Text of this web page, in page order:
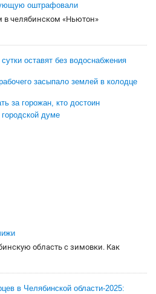
оштрафовали
челябинском «Ньютон»
оставят без водоснабжения
засыпало землей в колодце
за горожан, кто достоин
думе
область с зимовки. Как
в Челябинской области-2025: